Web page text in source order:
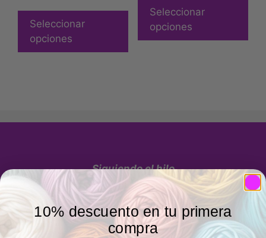
Seleccionar
opciones
Seleccionar
opciones
Siguiendo el hilo
Tienda de telas y lanas en Madrid
Tienda autorizada Katia
10% descuento en tu primera
compra